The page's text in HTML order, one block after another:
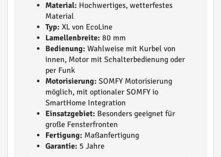
Material: Hochwertiges, wetterfestes
Material
Typ: XL von EcoLine
Lamellenbreite: 80 mm
Bedienung: Wahlweise mit Kurbel von
innen, Motor mit Schalterbedienung oder
per Funk
Motorisierung: SOMFY Motorisierung
möglich, mit optionaler SOMFY io
SmartHome Integration
Einsatzgebiet: Besonders geeignet für
große Fensterfronten
Fertigung: Maßanfertigung
Garantie: 5 Jahre